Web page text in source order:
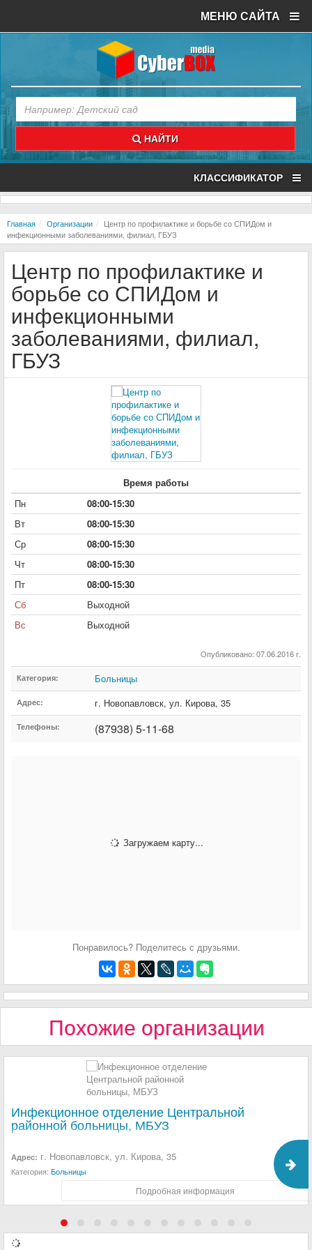
МЕНЮ САЙТА
НАЙТИ
КЛАССИФИКАТОР
Главная Организации
Центр по профилактике и борьбе со СПИДом и
инфекционными заболеваниями, филиал, ГБУЗ
Центр по профилактике и
борьбе со СПИДом и
инфекционными
заболеваниями, филиал,
ГБУЗ
Время работы
Пн
08:00-15:30
Вт
08:00-15:30
Ср
08:00-15:30
Чт
08:00-15:30
Пт
08:00-15:30
Сб
Выходной
Вс
Выходной
Опубликовано: 07.06.2016 г.
Категория: Больницы
Адрес: г. Новопавловск, ул. Кирова, 35
Телефоны: (87938) 5-11-68
Загружаем карту...
Понравилось? Поделитесь с друзьями.
Похожие организации
Инфекционное отделение Центральной
районной больницы, МБУЗ
Адрес: г. Новопавловск, ул. Кирова, 35
Категория: Больницы
Подробная информация